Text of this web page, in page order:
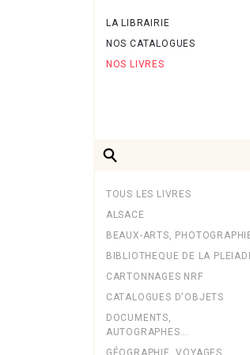
LA LIBRAIRIE
NOS CATALOGUES
NOS LIVRES
TOUS LES LIVRES
ALSACE
BEAUX-ARTS,
BIBLIOTHEQUE DE LA
CARTONNAGES NRF
CATALOGUES D'OBJETS
DOCUMENTS,
AUTOGRAPHES...
GÉOGRAPHIE, VOYAGES